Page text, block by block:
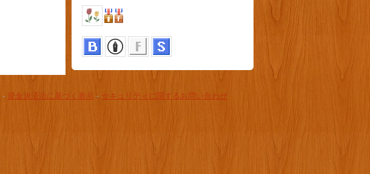
- 資金決済法に基づく表示 - セキュリティに関するお問い合わせ